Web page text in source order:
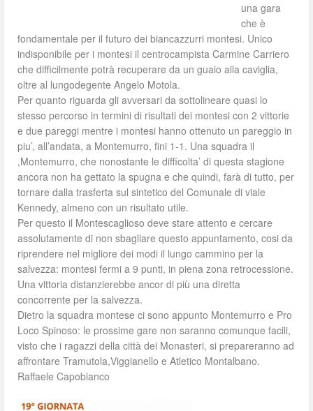
una gara
che è
fondamentale per il futuro dei biancazzurri montesi. Unico
indisponibile per i montesi il centrocampista Carmine Carriero
che difficilmente potrà recuperare da un guaio alla caviglia,
oltre al lungodegente Angelo Motola.
Per quanto riguarda gli avversari da sottolineare quasi lo
stesso percorso in termini di risultati dei montesi con 2 vittorie
e due pareggi mentre i montesi hanno ottenuto un pareggio in
piu’, all’andata, a Montemurro, fini 1-1. Una squadra il
,Montemurro, che nonostante le difficolta’ di questa stagione
ancora non ha gettato la spugna e che quindi, farà di tutto, per
tornare dalla trasferta sul sintetico del Comunale di viale
Kennedy, almeno con un risultato utile.
Per questo il Montescaglioso deve stare attento e cercare
assolutamente di non sbagliare questo appuntamento, cosi da
riprendere nel migliore dei modi il lungo cammino per la
salvezza: montesi fermi a 9 punti, in piena zona retrocessione.
Una vittoria distanzierebbe ancor di più una diretta
concorrente per la salvezza.
Dietro la squadra montese ci sono appunto Montemurro e Pro
Loco Spinoso: le prossime gare non saranno comunque facili,
visto che i ragazzi della città dei Monasteri, si prepareranno ad
affrontare Tramutola,Viggianello e Atletico Montalbano.
Raffaele Capobianco